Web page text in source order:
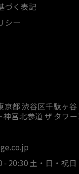
づく表記
シー
京都 渋谷区千駄ヶ
神宮北参道 ザ タワ
20:30 土・日・祝